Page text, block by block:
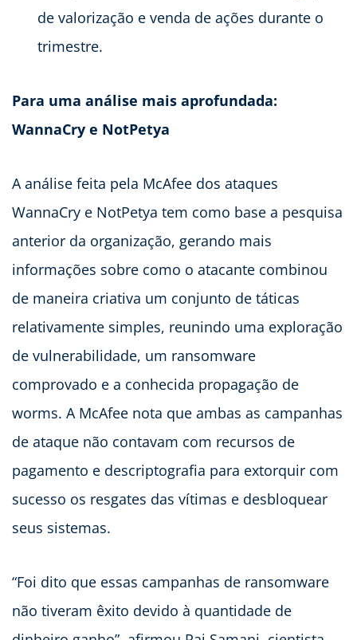
de valorização e venda de ações durante o
trimestre.
Para uma análise mais aprofundada:
WannaCry e NotPetya
A análise feita pela McAfee dos ataques
WannaCry e NotPetya tem como base a pesquisa
anterior da organização, gerando mais
informações sobre como o atacante combinou
de maneira criativa um conjunto de táticas
relativamente simples, reunindo uma exploração
de vulnerabilidade, um ransomware
comprovado e a conhecida propagação de
worms. A McAfee nota que ambas as campanhas
de ataque não contavam com recursos de
pagamento e descriptografia para extorquir com
sucesso os resgates das vítimas e desbloquear
seus sistemas.
“Foi dito que essas campanhas de ransomware
não tiveram êxito devido à quantidade de